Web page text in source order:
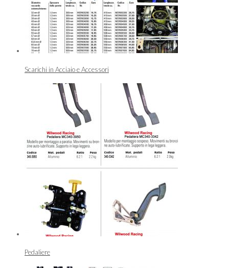
Scarichi in Acciaio e Accessori
Pedaliere